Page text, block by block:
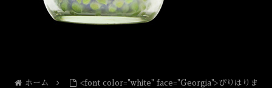
ホーム
<font color="white" face="Georgia">ぴりはりま